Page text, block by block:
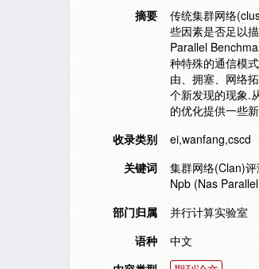
摘要
传统集群网络
些因素是否足以
Parallel
种特殊的通信模
由、拥塞、网络
个新发现的现象.
的优化提供一些
收录类别
ei,wanfang,cscd
关键词
集群网络(Clan)
Npb (Nas
部门归属
并行计算实验室
语种
中文